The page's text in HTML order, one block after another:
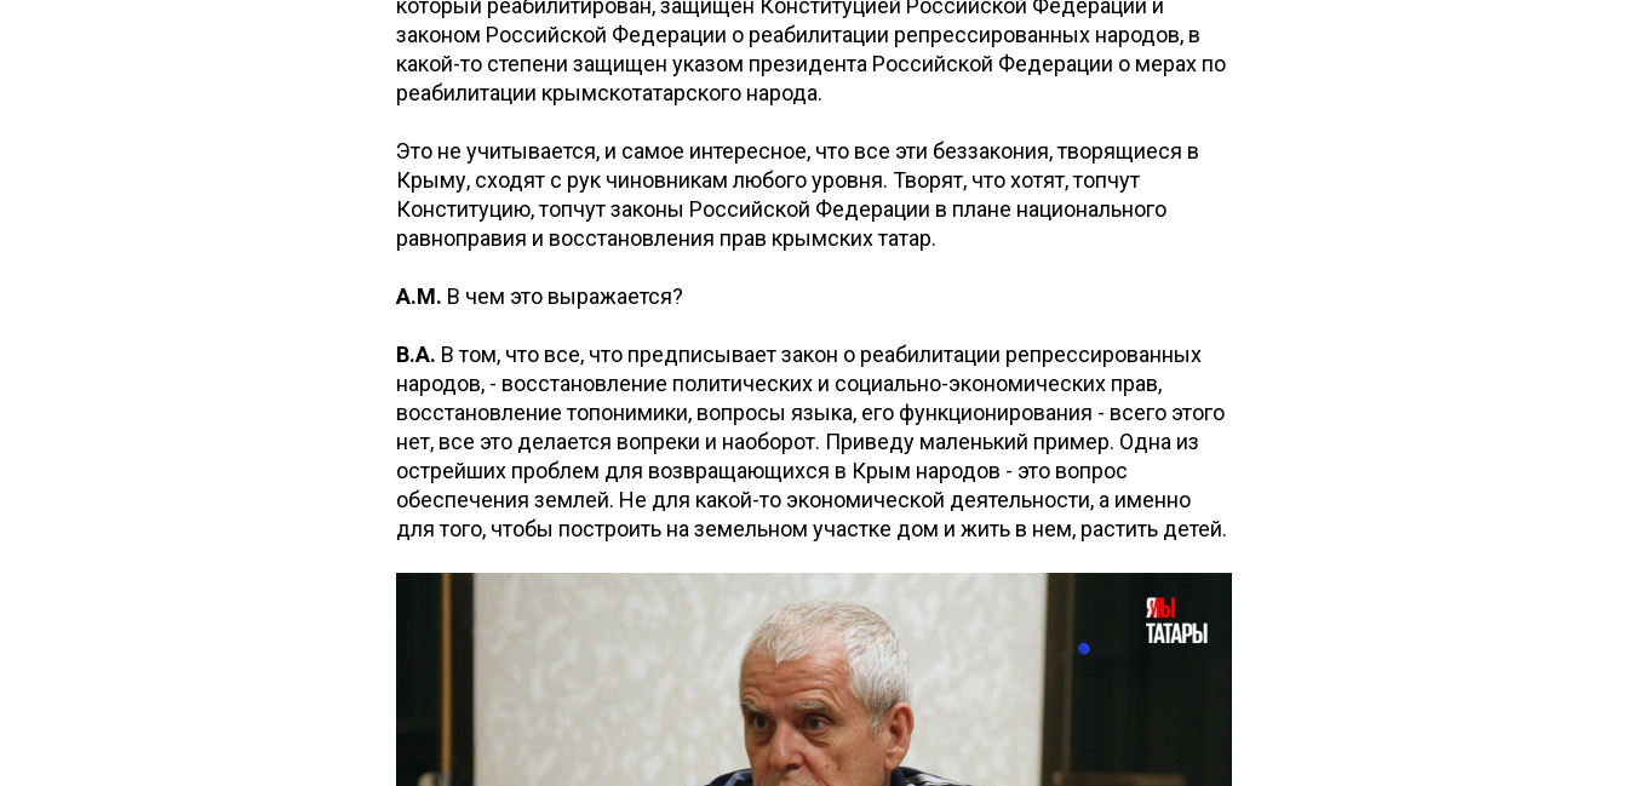
который реабилитирован, защищен Конституцией Российской Федерации и
законом Российской Федерации о реабилитации репрессированных народов, в
какой-то степени защищен указом президента Российской Федерации о мерах по
реабилитации крымскотатарского народа.
Это не учитывается, и самое интересное, что все эти беззакония, творящиеся в
Крыму, сходят с рук чиновникам любого уровня. Творят, что хотят, топчут
Конституцию, топчут законы Российской Федерации в плане национального
равноправия и восстановления прав крымских татар.
А.М. В чем это выражается?
В.А. В том, что все, что предписывает закон о реабилитации репрессированных
народов, - восстановление политических и социально-экономических прав,
восстановление топонимики, вопросы языка, его функционирования - всего этого
нет, все это делается вопреки и наоборот. Приведу маленький пример. Одна из
острейших проблем для возвращающихся в Крым народов - это вопрос
обеспечения землей. Не для какой-то экономической деятельности, а именно
для того, чтобы построить на земельном участке дом и жить в нем, растить детей.